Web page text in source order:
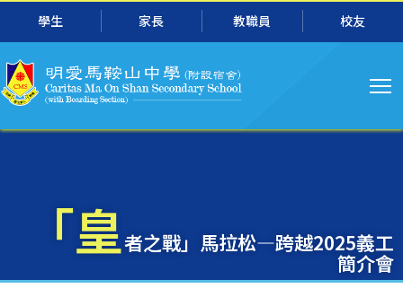
跳转到主要内容
學生 家長 教職員 校友
导
航
「皇者之戰」馬拉松—跨越2025義工
簡介會